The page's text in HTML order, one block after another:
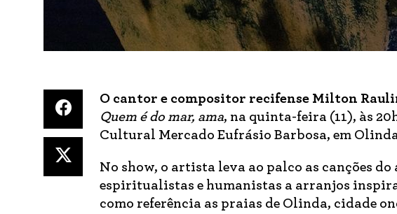
O cantor e compositor recifense Milton
Quem é do mar, ama, na quinta-feira (11), às
Cultural Mercado Eufrásio Barbosa, em
No show, o artista leva ao palco as canções
espiritualistas e humanistas a arranjos
como referência as praias de Olinda, cidade